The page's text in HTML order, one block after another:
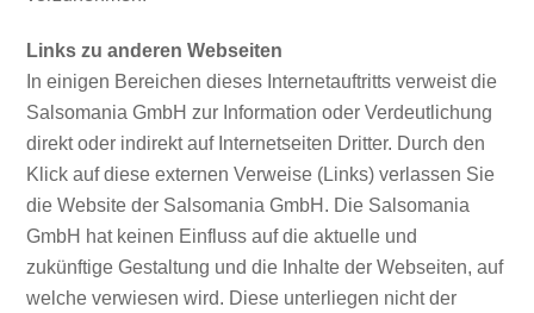
Links zu anderen Webseiten
In einigen Bereichen dieses Internetauftritts verweist die
Salsomania GmbH zur Information oder Verdeutlichung
direkt oder indirekt auf Internetseiten Dritter. Durch den
Klick auf diese externen Verweise (Links) verlassen Sie
die Website der Salsomania GmbH. Die Salsomania
GmbH hat keinen Einfluss auf die aktuelle und
zukünftige Gestaltung und die Inhalte der Webseiten, auf
welche verwiesen wird. Diese unterliegen nicht der